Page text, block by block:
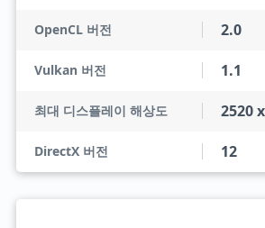
OpenCL 버전 2.0
Vulkan 버전 1.1
최대 디스플레이 해상도 2520
DirectX 버전 12